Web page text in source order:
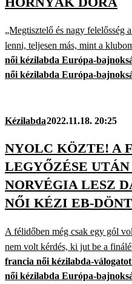
„Megtisztelő és nagy felelősség
lenni, teljesen más, mint a
női kézilabda Európa-
női kézilabda Európa-
Kézilabda2022.11.18. 20:25
NYOLC KÖZTE! A
LEGYŐZÉSE
NORVÉGIA LESZ
NŐI KÉZI EB-
A félidőben még csak egy gól
nem volt kérdés, ki jut be a
francia női kézilabda-
női kézilabda Európa-